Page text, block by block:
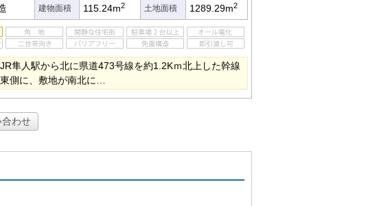
建物面積 115.24m2 土地面積 1289.29m2
隼人駅から北に県道473号線を約1.2Kｍ北上した幹線
側に、敷地が南北に…
合わせ